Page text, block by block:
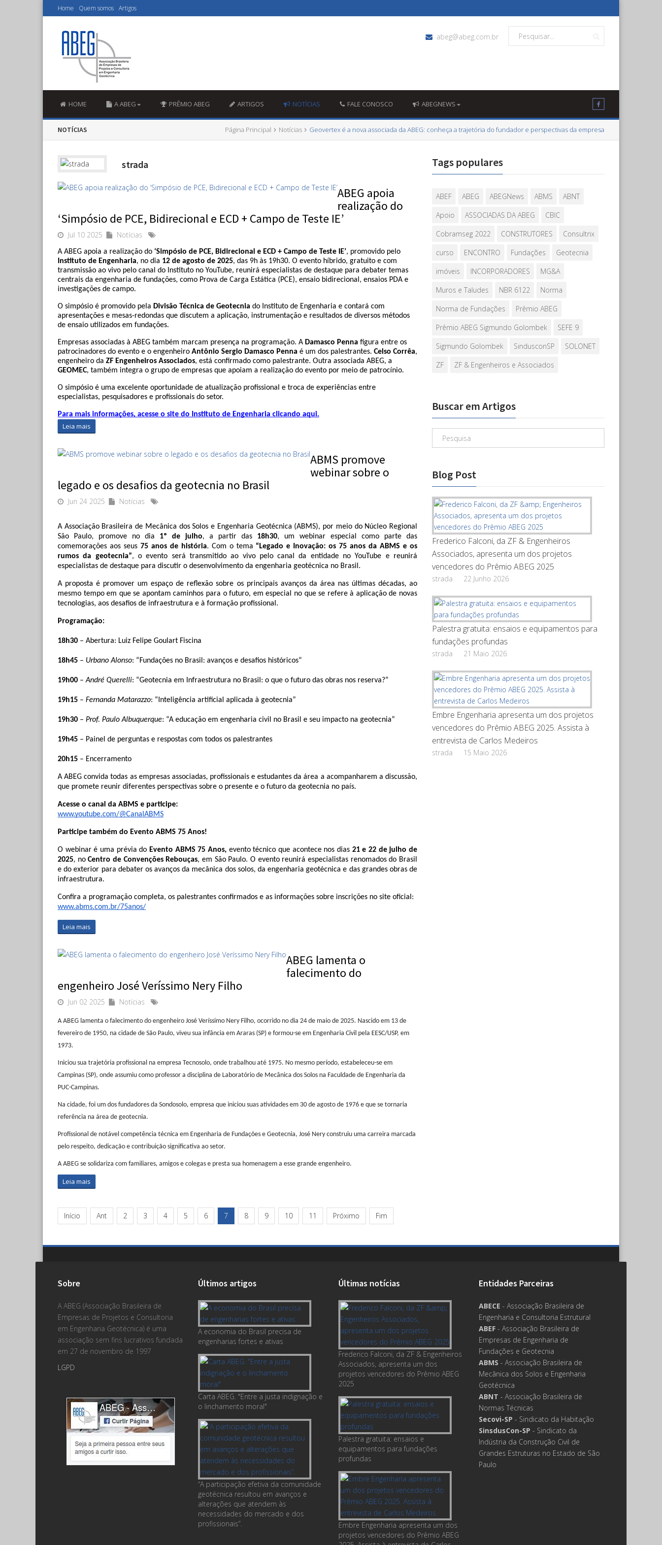
Home Quem somos Artigos
abeg@abeg.com.br
HOME A ABEG PRÊMIO ABEG ARTIGOS NOTÍCIAS FALE CONOSCO ABEGNEWS
NOTÍCIAS Página Principal Notícias Geovertex é a nova associada da ABEG: conheça a trajetória do fundador e perspectivas da empresa
strada
ABEG apoia
realização do
‘Simpósio de PCE, Bidirecional e ECD + Campo de Teste IE’
Jul 10 2025 Notícias
A ABEG apoia a realização do ‘Simpósio de PCE, Bidirecional e ECD + Campo de Teste IE’
Instituto de Engenharia, no dia 12 de agosto de 2025, das 9h às 19h30. O evento híbrido, gratuito e com
transmissão ao vivo pelo canal do Instituto no YouTube, reunirá especialistas de destaque para debater temas
centrais da engenharia de fundações, como Prova de Carga Estática (PCE), ensaio bidirecional, ensaios PDA e
investigações de campo.
O simpósio é promovido pela Divisão Técnica de Geotecnia do Instituto de Engenharia e contará com
apresentações e mesas-redondas que discutem a aplicação, instrumentação e resultados de diversos métodos
de ensaio utilizados em fundações.
Empresas associadas à ABEG também marcam presença na programação. A Damasco Penna figura entre os
patrocinadores do evento e o engenheiro Antônio Sergio Damasco Penna é um dos palestrantes. Celso Corrêa,
engenheiro da ZF Engenheiros Associados
GEOMEC, também integra o grupo de empresas que apoiam a realização do evento por meio de patrocínio.
O simpósio é uma excelente oportunidade de atualização profissional e troca de experiências entre
especialistas, pesquisadores e profissionais do setor.
Para mais informações, acesse o site do Instituto de Engenharia clicando aqui.
Leia mais
ABMS promove
webinar sobre o
legado e os desafios da geotecnia no Brasil
Jun 24 2025 Notícias
A Associação Brasileira de Mecânica dos Solos e Engenharia Geotécnica (ABMS), por meio do Núcleo Regional
São Paulo, promove no dia 1º de julho, a partir das 18h30, um webinar especial como parte das
comemorações aos seus 75 anos de história. Com o tema “Legado e Inovação: os 75 anos da ABMS e os
rumos da geotecnia”, o evento será transmitido ao vivo pelo canal da entidade no YouTube e reunirá
especialistas de destaque para discutir o desenvolvimento da engenharia geotécnica no Brasil.
A proposta é promover um espaço de reflexão sobre os principais avanços da área nas últimas décadas, ao
mesmo tempo em que se apontam caminhos para o futuro, em especial no que se refere à aplicação de novas
tecnologias, aos desafios de infraestrutura e à formação profissional.
Programação:
18h30 – Abertura: Luiz Felipe Goulart Fiscina
18h45 – Urbano Alonso: “Fundações no Brasil: avanços e desafios históricos”
19h00 – André Querelli: “Geotecnia em Infraestrutura no Brasil: o que o futuro das obras nos reserva?”
19h15 – Fernanda Matarazzo: “Inteligência artificial aplicada à geotecnia”
19h30 – Prof. Paulo Albuquerque: “A educação em engenharia civil no Brasil e seu impacto na geotecnia”
19h45 – Painel de perguntas e respostas com todos os palestrantes
20h15 – Encerramento
A ABEG convida todas as empresas associadas, profissionais e estudantes da área a acompanharem a discussão,
que promete reunir diferentes perspectivas sobre o presente e o futuro da geotecnia no país.
Acesse o canal da ABMS e participe:
www.youtube.com/@CanalABMS
Participe também do Evento ABMS 75 Anos!
O webinar é uma prévia do Evento ABMS 75 Anos, evento técnico que acontece nos dias 21 e 22 de julho de
2025, no Centro de Convenções Rebouças, em São Paulo. O evento reunirá especialistas renomados do Brasil
e do exterior para debater os avanços da mecânica dos solos, da engenharia geotécnica e das grandes obras de
infraestrutura.
Confira a programação completa, os palestrantes confirmados e as informações sobre inscrições no site oficial:
www.abms.com.br/75anos/
Leia mais
ABEG lamenta o
falecimento do
engenheiro José Veríssimo Nery Filho
Jun 02 2025 Notícias
A ABEG lamenta o falecimento do engenheiro José Veríssimo Nery Filho, ocorrido no dia 24 de maio de 2025. Nascido em 13 de
fevereiro de 1950, na cidade de São Paulo, viveu sua infância em Araras (SP) e formou-se em Engenharia Civil pela EESC/USP, em
1973.
Iniciou sua trajetória profissional na empresa Tecnosolo, onde trabalhou até 1975. No mesmo período, estabeleceu-se em
Campinas (SP), onde assumiu como professor a disciplina de Laboratório de Mecânica dos Solos na Faculdade de Engenharia da
PUC-Campinas.
Na cidade, foi um dos fundadores da Sondosolo, empresa que iniciou suas atividades em 30 de agosto de 1976 e que se tornaria
referência na área de geotecnia.
Profissional de notável competência técnica em Engenharia de Fundações e Geotecnia, José Nery construiu uma carreira marcada
pelo respeito, dedicação e contribuição significativa ao setor.
A ABEG se solidariza com familiares, amigos e colegas e presta sua homenagem a esse grande engenheiro.
Leia mais
Início Ant 2 3 4 5 6 7 8 9 10 11 Próximo Fim
Tags populares
ABEF ABEG ABEGNews ABMS
ABNT
Apoio
ASSOCIADAS DA ABEG
CBIC
Cobramseg 2022
CONSTRUTORES
Consultrix
curso
ENCONTRO Fundações
Geotecnia
imóveis
INCORPORADORES
MG&A
Muros e Taludes
NBR 6122
Norma
Norma de Fundações
Prêmio ABEG
Prêmio ABEG Sigmundo Golombek
SEFE 9
Sigmundo Golombek
SindusconSP
SOLONET
ZF
ZF & Engenheiros e Associados
Buscar em Artigos
Blog Post
Frederico Falconi, da ZF & Engenheiros
Associados, apresenta um dos projetos
vencedores do Prêmio ABEG 2025
strada 22 Junho 2026
Palestra gratuita: ensaios e equipamentos para
fundações profundas
strada 21 Maio 2026
Embre Engenharia apresenta um dos projetos
vencedores do Prêmio ABEG 2025. Assista à
entrevista de Carlos Medeiros
strada 15 Maio 2026
Sobre
A ABEG (Associação Brasileira de
Empresas de Projetos e Consultoria
em Engenharia Geotécnica) é uma
associação sem fins lucrativos fundada
em 27 de novembro de 1997
LGPD
Últimos artigos
A economia do Brasil precisa de
engenharias fortes e ativas
Carta ABEG. "Entre a justa indignação e
o linchamento moral"
“A participação efetiva da comunidade
geotécnica resultou em avanços e
alterações que atendem às
necessidades do mercado e dos
profissionais”.
Últimas notícias
Frederico Falconi, da ZF & Engenheiros
Associados, apresenta um dos
projetos vencedores do Prêmio ABEG
2025
Palestra gratuita: ensaios e
equipamentos para fundações
profundas
Embre Engenharia apresenta um dos
projetos vencedores do Prêmio ABEG
Entidades Parceiras
ABECE - Associação Brasileira de
Engenharia e Consultoria Estrutural
ABEF - Associação Brasileira de
Empresas de Engenharia de
Fundações e Geotecnia
ABMS - Associação Brasileira de
Mecânica dos Solos e Engenharia
Geotécnica
ABNT - Associação Brasileira de
Normas Técnicas
Secovi-SP - Sindicato da Habitação
SinsdusCon-SP - Sindicato da
Indústria da Construção Civil de
Grandes Estruturas no Estado de São
Paulo